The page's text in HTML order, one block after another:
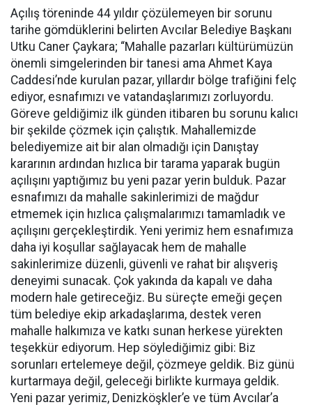
Açılış töreninde 44 yıldır çözülemeyen bir sorunu
tarihe gömdüklerini belirten Avcılar Belediye Başkanı
Utku Caner Çaykara; “Mahalle pazarları kültürümüzün
önemli simgelerinden bir tanesi ama Ahmet Kaya
Caddesi’nde kurulan pazar, yıllardır bölge trafiğini felç
ediyor, esnafımızı ve vatandaşlarımızı zorluyordu.
Göreve geldiğimiz ilk günden itibaren bu sorunu kalıcı
bir şekilde çözmek için çalıştık. Mahallemizde
belediyemize ait bir alan olmadığı için Danıştay
kararının ardından hızlıca bir tarama yaparak bugün
açılışını yaptığımız bu yeni pazar yerin bulduk. Pazar
esnafımızı da mahalle sakinlerimizi de mağdur
etmemek için hızlıca çalışmalarımızı tamamladık ve
açılışını gerçekleştirdik. Yeni yerimiz hem esnafımıza
daha iyi koşullar sağlayacak hem de mahalle
sakinlerimize düzenli, güvenli ve rahat bir alışveriş
deneyimi sunacak. Çok yakında da kapalı ve daha
modern hale getireceğiz. Bu süreçte emeği geçen
tüm belediye ekip arkadaşlarıma, destek veren
mahalle halkımıza ve katkı sunan herkese yürekten
teşekkür ediyorum. Hep söylediğimiz gibi: Biz
sorunları ertelemeye değil, çözmeye geldik. Biz günü
kurtarmaya değil, geleceği birlikte kurmaya geldik.
Yeni pazar yerimiz, Denizköşkler’e ve tüm Avcılar’a